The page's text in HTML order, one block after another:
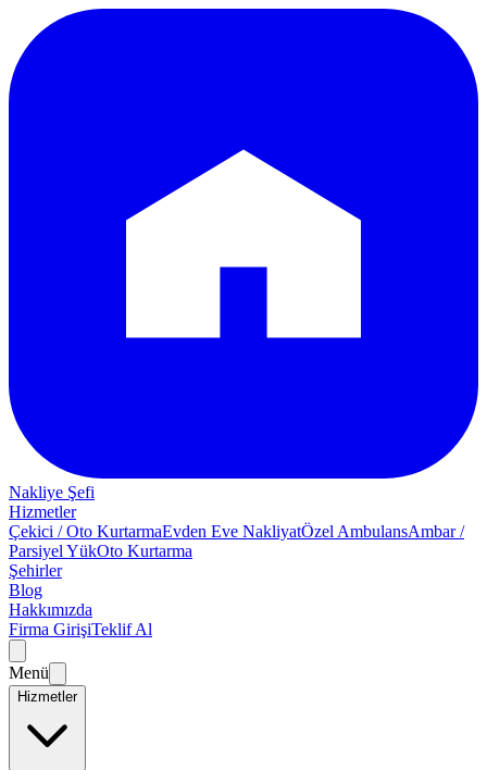
Nakliye Şefi
Hizmetler
Çekici / Oto KurtarmaEvden Eve NakliyatÖzel AmbulansAmbar /
Parsiyel YükOto Kurtarma
Şehirler
Blog
Hakkımızda
Firma GirişiTeklif Al
Menü
Hizmetler